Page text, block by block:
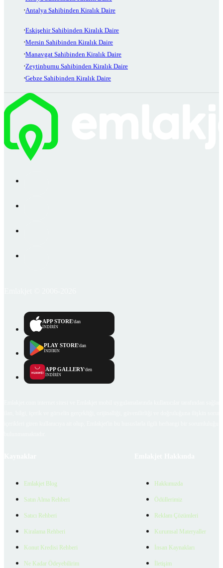
Antalya Sahibinden Kiralık Daire
Eskişehir Sahibinden Kiralık Daire
Mersin Sahibinden Kiralık Daire
Manavgat Sahibinden Kiralık Daire
Zeytinburnu Sahibinden Kiralık Daire
Gebze Sahibinden Kiralık Daire
APP STORE'dan
İNDİRİN
PLAY STORE'dan
İNDİRİN
APP GALLERY'den
İNDİRİN
Emlakjet Blog
Satın Alma Rehberi
Satıcı Rehberi
Kiralama Rehberi
Konut Kredisi Rehberi
Ne Kadar Ödeyebilirim
Hakkımızda
Ödüllerimiz
Reklam Çözümleri
Kurumsal Materyaller
İnsan Kaynakları
İletişim